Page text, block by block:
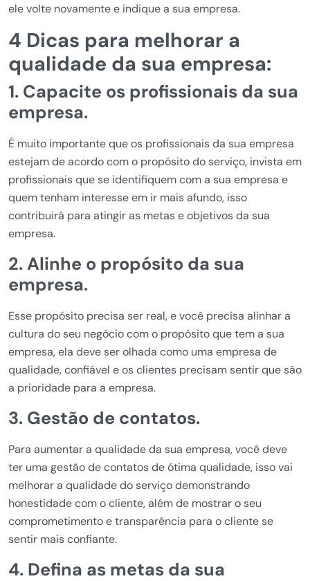
ele volte novamente e indique a sua empresa.
4 Dicas para melhorar a
qualidade da sua empresa:
1. Capacite os profissionais da sua
empresa.
É muito importante que os profissionais da sua empresa
estejam de acordo com o propósito do serviço, invista em
profissionais que se identifiquem com a sua empresa e
quem tenham interesse em ir mais afundo, isso
contribuirá para atingir as metas e objetivos da sua
empresa.
2. Alinhe o propósito da sua
empresa.
Esse propósito precisa ser real, e você precisa alinhar a
cultura do seu negócio com o propósito que tem a sua
empresa, ela deve ser olhada como uma empresa de
qualidade, confiável e os clientes precisam sentir que são
a prioridade para a empresa.
3. Gestão de contatos.
Para aumentar a qualidade da sua empresa, você deve
ter uma gestão de contatos de ótima qualidade, isso vai
melhorar a qualidade do serviço demonstrando
honestidade com o cliente, além de mostrar o seu
comprometimento e transparência para o cliente se
sentir mais confiante.
4. Defina as metas da sua